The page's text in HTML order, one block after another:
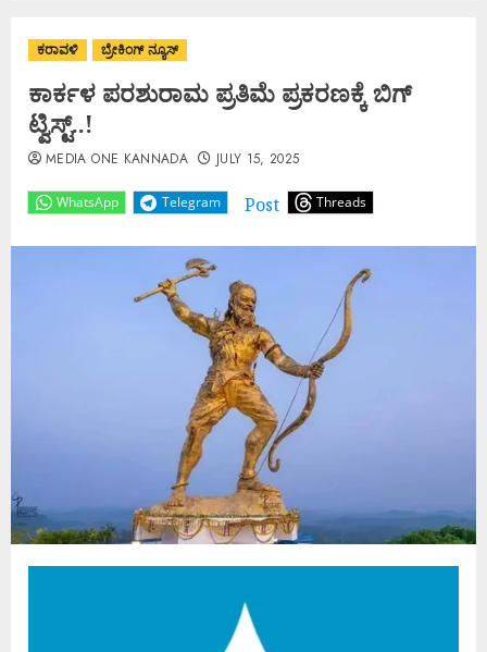
ಕರಾವಳಿ ಬ್ರೇಕಿಂಗ್ ನ್ಯೂಸ್
ಕಾರ್ಕಳ ಪರಶುರಾಮ ಪ್ರತಿಮೆ ಪ್ರಕರಣಕ್ಕೆ ಬಿಗ್
ಟ್ವಿಸ್ಟ್..!
WhatsApp Telegram Post Threads
MEDIA ONE KANNADA JULY 15, 2025